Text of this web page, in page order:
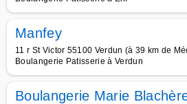
Manfey
11 r St Victor 55100 Verdun (à 39 km de
Boulangerie Patisserie à Verdun
Boulangerie Marie